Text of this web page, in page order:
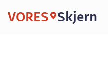
VORES Skjern